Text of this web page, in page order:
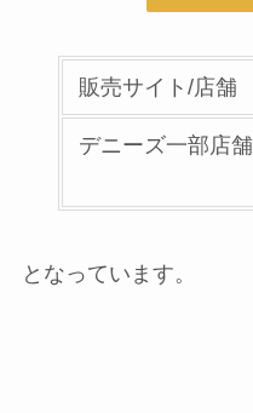
販売サイト/店舗
デニーズ一部店舗
となっています。